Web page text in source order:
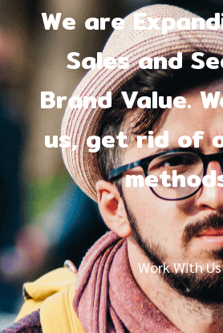
We are
Sales and
Brand Value.
us, get rid of
Work With Us